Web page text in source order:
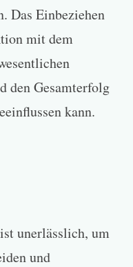
Das Einbeziehen
mit dem
den Gesamterfolg
kann.
unerlässlich, um
und